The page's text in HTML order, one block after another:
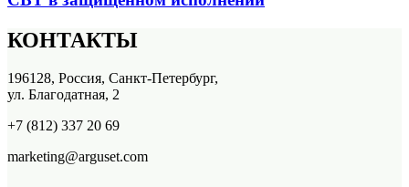
КОНТАКТЫ
196128, Россия, Санкт-Петербург,
ул. Благодатная, 2
+7 (812) 337 20 69
marketing@arguset.com